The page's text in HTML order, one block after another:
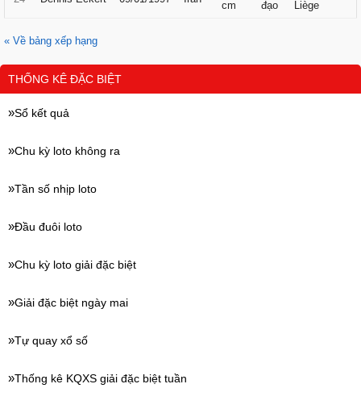
cm
đạo
Liège
« Về bảng xếp hạng
THỐNG KÊ ĐẶC BIỆT
Sổ kết quả
Chu kỳ loto không ra
Tần số nhịp loto
Đầu đuôi loto
Chu kỳ loto giải đặc biệt
Giải đặc biệt ngày mai
Tự quay xổ số
Thống kê KQXS giải đặc biệt tuần